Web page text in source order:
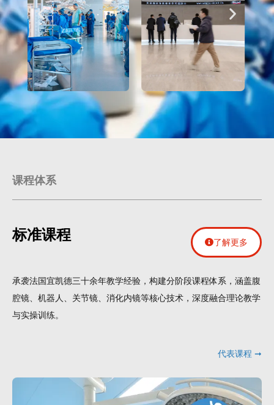
课程体系
标准课程 了解更多
承袭法国宜凯德三十余年教学经验，构建分阶段课程体系，涵盖腹
腔镜、机器人、关节镜、消化内镜等核心技术，深度融合理论教学
与实操训练。
代表课程 ➞